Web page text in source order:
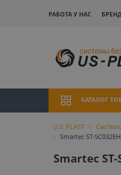
РАБОТА У НАС
КАТАЛОГ
U.S. PLAST
Smartec ST-
Smartec